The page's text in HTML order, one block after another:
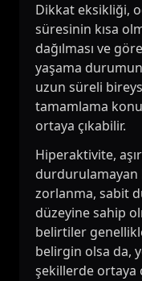
Dikkat eksikliği,
süresinin kısa
dağılması ve
yaşama
uzun süreli
tamamlama
ortaya çıkabilir.
Hiperaktivite,
zorlanma, sabit
düzeyine sahip
belirtiler
belirgin olsa da,
şekillerde ortaya